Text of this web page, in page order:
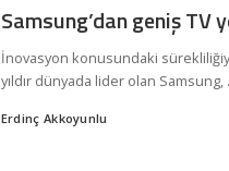
Samsung’dan geniş TV
İnovasyon konusundaki
yıldır dünyada lider olan Samsung,
Posted
Erdinç Akkoyunlu